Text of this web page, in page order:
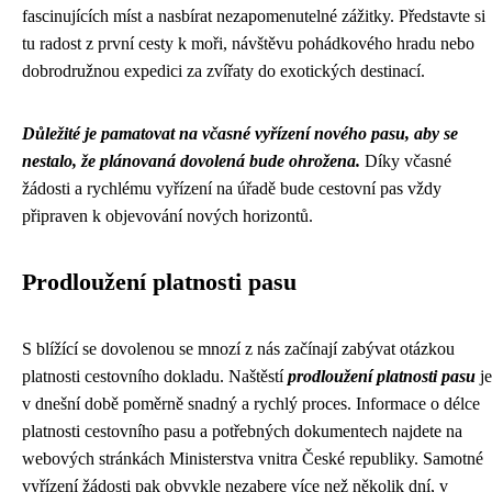
fascinujících míst a nasbírat nezapomenutelné zážitky. Představte si
tu radost z první cesty k moři, návštěvu pohádkového hradu nebo
dobrodružnou expedici za zvířaty do exotických destinací.
Důležité je pamatovat na včasné vyřízení nového pasu, aby se
nestalo, že plánovaná dovolená bude ohrožena. Díky včasné
žádosti a rychlému vyřízení na úřadě bude cestovní pas vždy
připraven k objevování nových horizontů.
Prodloužení platnosti pasu
S blížící se dovolenou se mnozí z nás začínají zabývat otázkou
platnosti cestovního dokladu. Naštěstíprodloužení platnosti pasu je
v dnešní době poměrně snadný a rychlý proces. Informace o délce
platnosti cestovního pasu a potřebných dokumentech najdete na
webových stránkách Ministerstva vnitra České republiky. Samotné
vyřízení žádosti pak obvykle nezabere více než několik dní, v